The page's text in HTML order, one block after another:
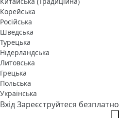
Корейська
Російська
Шведська
Турецька
Нідерландська
Литовська
Грецька
Польська
Українська
ВхідЗареєструйтеся безплатно